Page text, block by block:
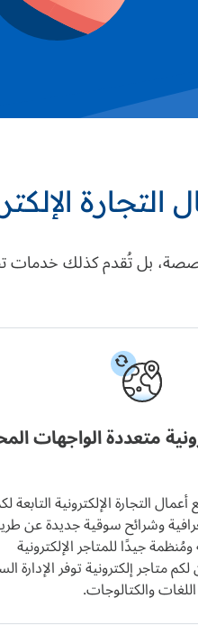
بل تُقدم كذلك خدمات
متعددة الواجهات
التجارة الإلكترونية التابعة
وشرائح سوقية جديدة عن
جيدًا للمتاجر الإلكترونية
متاجر إلكترونية توفر الإدارة
والكتالوجات.